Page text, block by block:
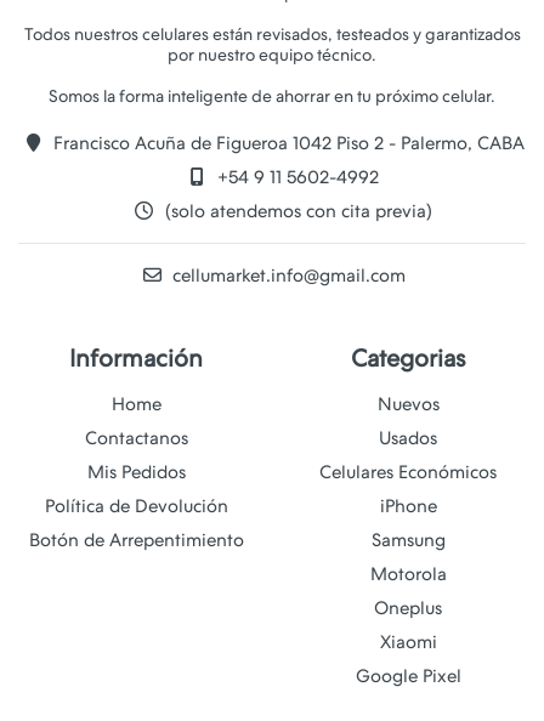
Todos nuestros celulares están revisados, testeados y garantizados
por nuestro equipo técnico.
Francisco Acuña de Figueroa 1042 Piso 2 - Palermo, CABA
+54 9 11 5602-4992
(solo atendemos con cita previa)
cellumarket.info@gmail.com
Información
Home
Contactanos
Mis Pedidos
Política de Devolución
Botón de Arrepentimiento
Categorias
Nuevos
Usados
Celulares Económicos
iPhone
Samsung
Motorola
Oneplus
Xiaomi
Google Pixel